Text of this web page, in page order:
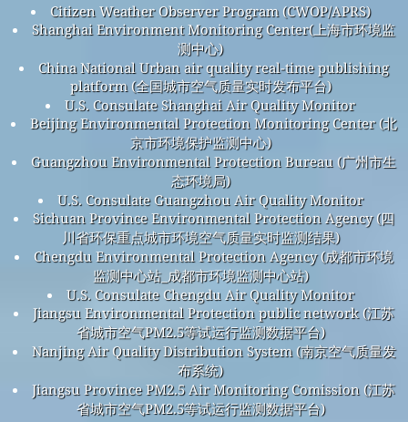
Citizen Weather Observer Program (CWOP/APRS)
Shanghai Environment Monitoring Center(上海市环境监
测中心)
China National Urban air quality real-time publishing
platform (全国城市空气质量实时发布平台)
U.S. Consulate Shanghai Air Quality Monitor
Beijing Environmental Protection Monitoring Center (北
京市环境保护监测中心)
Guangzhou Environmental Protection Bureau (广州市生
态环境局)
U.S. Consulate Guangzhou Air Quality Monitor
Sichuan Province Environmental Protection Agency (四
川省环保重点城市环境空气质量实时监测结果)
Chengdu Environmental Protection Agency (成都市环境
监测中心站_成都市环境监测中心站)
U.S. Consulate Chengdu Air Quality Monitor
Jiangsu Environmental Protection public network (江苏
省城市空气PM2.5等试运行监测数据平台)
Nanjing Air Quality Distribution System (南京空气质量发
布系统)
Jiangsu Province PM2.5 Air Monitoring Comission (江苏
省城市空气PM2.5等试运行监测数据平台)